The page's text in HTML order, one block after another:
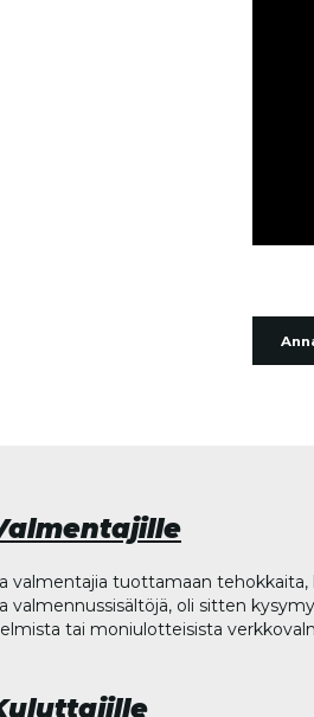
valmentajia tuottamaan tehokkaita,
valmennussisältöjä, oli sitten
tai moniulotteisista